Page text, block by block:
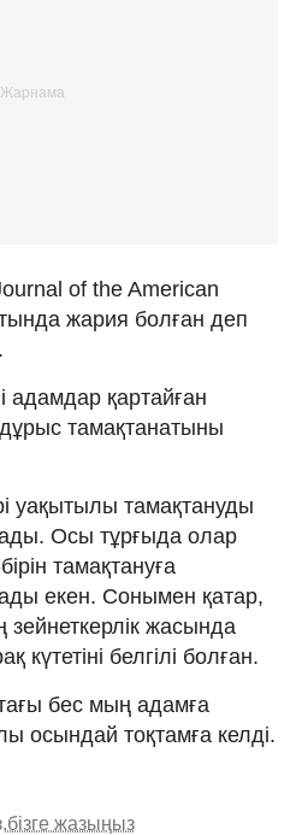
of the American
жария болған деп
адамдар қартайған
тамақтанатыны
уақытылы тамақтануды
Осы тұрғыда олар
тамақтануға
екен. Сонымен қатар,
жасында
белгілі болған.
бес мың адамға
осындай тоқтамға келді.
бізге жазыңыз